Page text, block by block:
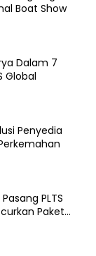
Boat Show
Dalam 7
Global
Penyedia
PLTS
Paket